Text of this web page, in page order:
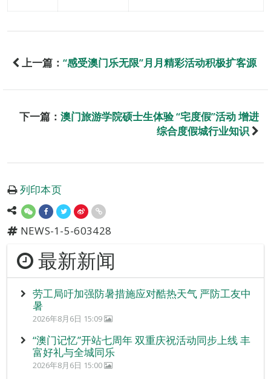
上一篇： “感受澳门乐无限”月月精彩活动积极扩客源
下一篇： 澳门旅游学院硕士生体验 “宅度假”活动 增进
综合度假城行业知识
列印本页
NEWS-1-5-603428
最新新闻
劳工局吁加强防暑措施应对酷热天气 严防工友中
暑
2026年8月6日 15:09
“澳门记忆”开站七周年 双重庆祝活动同步上线 丰
富好礼与全城同乐
2026年8月6日 15:00